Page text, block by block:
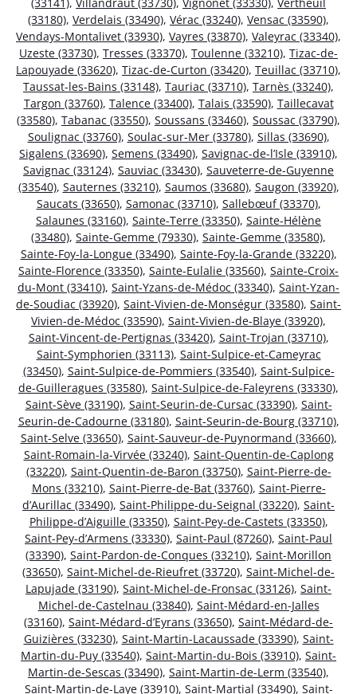
(33180), Verdelais (33490), Vérac (33240), Vensac (33590),
Vendays-Montalivet (33930), Vayres (33870), Valeyrac (33340),
Uzeste (33730), Tresses (33370), Toulenne (33210), Tizac-de-
Lapouyade (33620), Tizac-de-Curton (33420), Teuillac (33710),
Taussat-les-Bains (33148), Tauriac (33710), Tarnès (33240),
Targon (33760), Talence (33400), Talais (33590), Taillecavat
(33580), Tabanac (33550), Soussans (33460), Soussac (33790),
Soulignac (33760), Soulac-sur-Mer (33780), Sillas (33690),
Sigalens (33690), Semens (33490), Savignac-de-l’Isle (33910),
Savignac (33124), Sauviac (33430), Sauveterre-de-Guyenne
(33540), Sauternes (33210), Saumos (33680), Saugon (33920),
Saucats (33650), Samonac (33710), Sallebœuf (33370),
Salaunes (33160), Sainte-Terre (33350), Sainte-Hélène
(33480), Sainte-Gemme (79330), Sainte-Gemme (33580),
Sainte-Foy-la-Longue (33490), Sainte-Foy-la-Grande (33220),
Sainte-Florence (33350), Sainte-Eulalie (33560), Sainte-Croix-
du-Mont (33410), Saint-Yzans-de-Médoc (33340), Saint-Yzan-
de-Soudiac (33920), Saint-Vivien-de-Monségur (33580), Saint-
Vivien-de-Médoc (33590), Saint-Vivien-de-Blaye (33920),
Saint-Vincent-de-Pertignas (33420), Saint-Trojan (33710),
Saint-Symphorien (33113), Saint-Sulpice-et-Cameyrac
(33450), Saint-Sulpice-de-Pommiers (33540), Saint-Sulpice-
de-Guilleragues (33580), Saint-Sulpice-de-Faleyrens (33330),
Saint-Sève (33190), Saint-Seurin-de-Cursac (33390), Saint-
Seurin-de-Cadourne (33180), Saint-Seurin-de-Bourg (33710),
Saint-Selve (33650), Saint-Sauveur-de-Puynormand (33660),
Saint-Romain-la-Virvée (33240), Saint-Quentin-de-Caplong
(33220), Saint-Quentin-de-Baron (33750), Saint-Pierre-de-
Mons (33210), Saint-Pierre-de-Bat (33760), Saint-Pierre-
d’Aurillac (33490), Saint-Philippe-du-Seignal (33220), Saint-
Philippe-d’Aiguille (33350), Saint-Pey-de-Castets (33350),
Saint-Pey-d’Armens (33330), Saint-Paul (87260), Saint-Paul
(33390), Saint-Pardon-de-Conques (33210), Saint-Morillon
(33650), Saint-Michel-de-Rieufret (33720), Saint-Michel-de-
Lapujade (33190), Saint-Michel-de-Fronsac (33126), Saint-
Michel-de-Castelnau (33840), Saint-Médard-en-Jalles
(33160), Saint-Médard-d’Eyrans (33650), Saint-Médard-de-
Guizières (33230), Saint-Martin-Lacaussade (33390), Saint-
Martin-du-Puy (33540), Saint-Martin-du-Bois (33910), Saint-
Martin-de-Sescas (33490), Saint-Martin-de-Lerm (33540),
Saint-Martin-de-Laye (33910), Saint-Martial (33490), Saint-